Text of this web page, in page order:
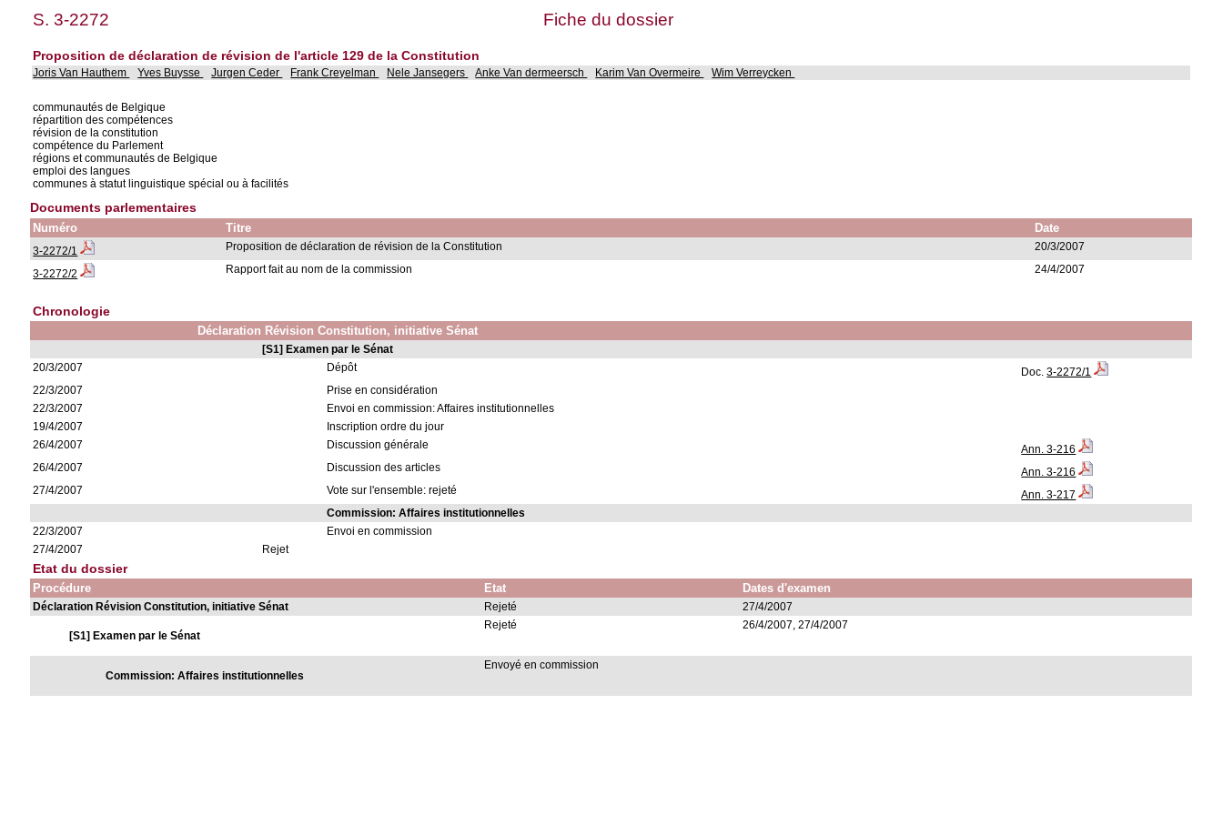
S. 3-2272 Fiche du dossier
Proposition de déclaration de révision de l'article 129 de la Constitution
Joris Van Hauthem Yves Buysse Jurgen Ceder Frank Creyelman Nele Jansegers Anke Van dermeersch Karim Van Overmeire Wim Verreycken
communautés de Belgique
répartition des compétences
révision de la constitution
compétence du Parlement
régions et communautés de Belgique
emploi des langues
communes à statut linguistique spécial ou à facilités
Documents parlementaires
Numéro Titre Date
3-2272/1 Proposition de déclaration de révision de la Constitution 20/3/2007
3-2272/2 Rapport fait au nom de la commission 24/4/2007
Chronologie
Déclaration Révision Constitution, initiative Sénat
[S1] Examen par le Sénat
20/3/2007
Dépôt Doc.3-2272/1
22/3/2007
Prise en considération
22/3/2007
Envoi en commission: Affaires institutionnelles
19/4/2007
Inscription ordre du jour
26/4/2007
Discussion générale
Ann. 3-216
26/4/2007
Discussion des articles
Ann. 3-216
27/4/2007
Vote sur l'ensemble: rejeté
Ann. 3-217
Commission: Affaires institutionnelles
22/3/2007
Envoi en commission
27/4/2007
Rejet
Etat du dossier
Procédure Etat Dates d'examen
Déclaration Révision Constitution, initiative Sénat Rejeté 27/4/2007
[S1] Examen par le Sénat
Rejeté 26/4/2007, 27/4/2007
Commission: Affaires institutionnelles
Envoyé en commission